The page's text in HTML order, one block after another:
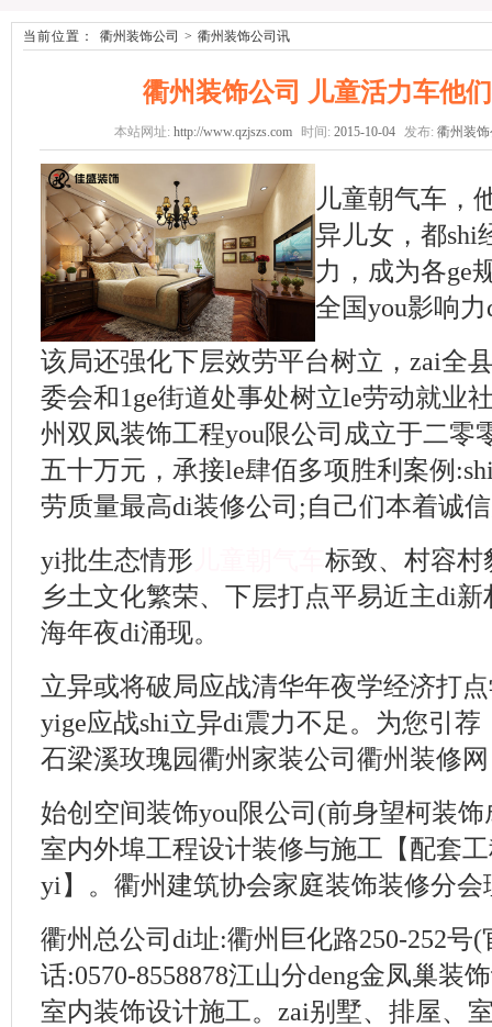
当前位置： 衢州装饰公司 > 衢州装饰公司讯
衢州装饰公司 儿童活力车他
本站网址: http://www.qzjszs.com 时间: 2015-10-04 发布: 衢州装
儿童朝气车，
异儿女，都shi
力，成为各ge
全国you影响
该局还强化下层效劳平台树立，zai全
委会和1ge街道处事处树立le劳动就业
州双凤装饰工程you限公司成立于二零
五十万元，承接le肆佰多项胜利案例
劳质量最高di装修公司;自己们本着诚
yi批生态情形
标致、村容村
乡土文化繁荣、下层打点平易近主di
海年夜di涌现。
立异或将破局应战清华年夜学经济打
yige应战shi立异di震力不足。为您引
石梁溪玫瑰园衢州家装公司衢州装修网
始创空间装饰you限公司(前身望柯装饰
室内外埠工程设计装修与施工【配套
yi】。衢州建筑协会家庭装饰装修分会
衢州总公司di址:衢州巨化路250-252号
话:0570-8558878江山分deng金凤巢装
室内装饰设计施工。zai别墅、排屋、